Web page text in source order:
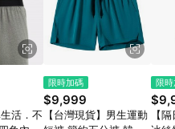
活．不
限時加碼
$9,999
【台灣現貨】男生運動
限
【